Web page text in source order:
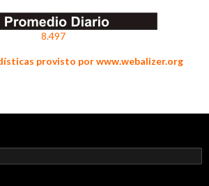
8.497
provisto por www.webalizer.org